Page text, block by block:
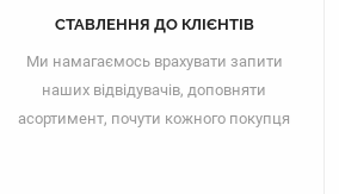
СТАВЛЕННЯ ДО КЛІЄНТІВ
Ми намагаємось врахувати запити
наших відвідувачів, доповняти
асортимент, почути кожного покупця